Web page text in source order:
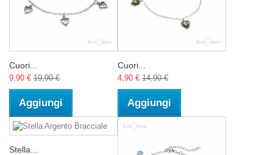
Cuori...
9,90 € 19,90 €
Aggiungi
Cuori...
4,90 € 14,90 €
Aggiungi
Stella...